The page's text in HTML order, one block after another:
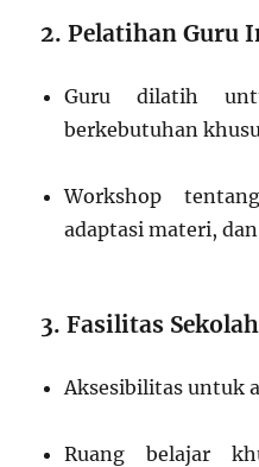
2. Pelatihan Guru
Guru dilatih
berkebutuhan
Workshop
adaptasi materi,
3. Fasilitas
Aksesibilitas untuk
Ruang belajar